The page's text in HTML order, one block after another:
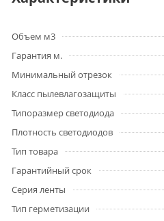
Объем м3
Гарантия м.
Минимальный отрезок
Класс пылевлагозащиты
Типоразмер светодиода
Плотность светодиодов
Тип товара
Гарантийный срок
Серия ленты
Тип герметизации